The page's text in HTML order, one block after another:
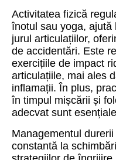
Activitatea fizică
înotul sau yoga, ajută
jurul articulațiilor,
de accidentări. Este
exercițiile de impact
articulațiile, mai ales
inflamații. În plus,
în timpul mișcării și
adecvat sunt
Managementul
constantă la